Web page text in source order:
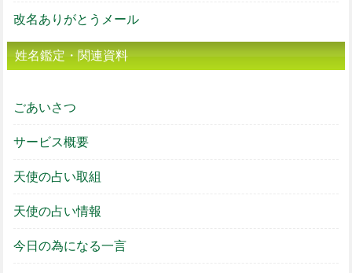
改名ありがとうメール
姓名鑑定・関連資料
ごあいさつ
サービス概要
天使の占い取組
天使の占い情報
今日の為になる一言